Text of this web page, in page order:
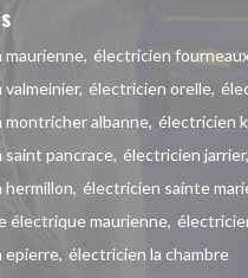
électricien
électricien orelle
albanne électricien
pancrace électricien jarrier
électricien sainte
électrique maurienne
epierre électricien la chambre